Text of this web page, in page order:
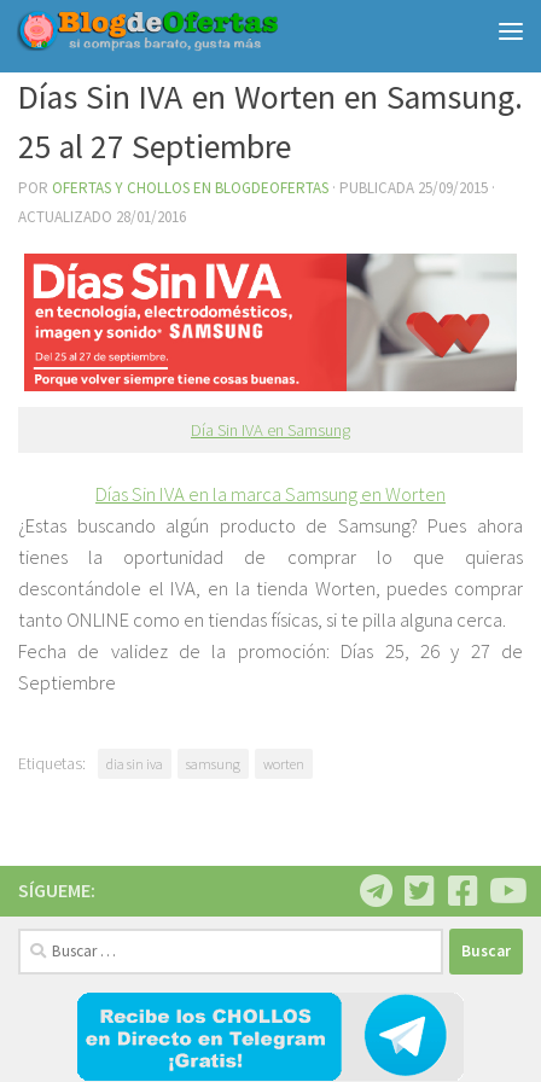
Debajo del contenido
Días Sin IVA en Worten en Samsung.
25 al 27 Septiembre
POR OFERTAS Y CHOLLOS EN BLOGDEOFERTAS · PUBLICADA 25/09/2015 ·
ACTUALIZADO 28/01/2016
Día Sin IVA en Samsung
Días Sin IVA en la marca Samsung en Worten
¿Estas buscando algún producto de Samsung? Pues ahora
tienes la oportunidad de comprar lo que quieras
descontándole el IVA, en la tienda Worten, puedes comprar
tanto ONLINE como en tiendas físicas, si te pilla alguna cerca.
Fecha de validez de la promoción: Días 25, 26 y 27 de
Septiembre
Etiquetas: dia sin iva samsung worten
SÍGUEME:
Buscar: